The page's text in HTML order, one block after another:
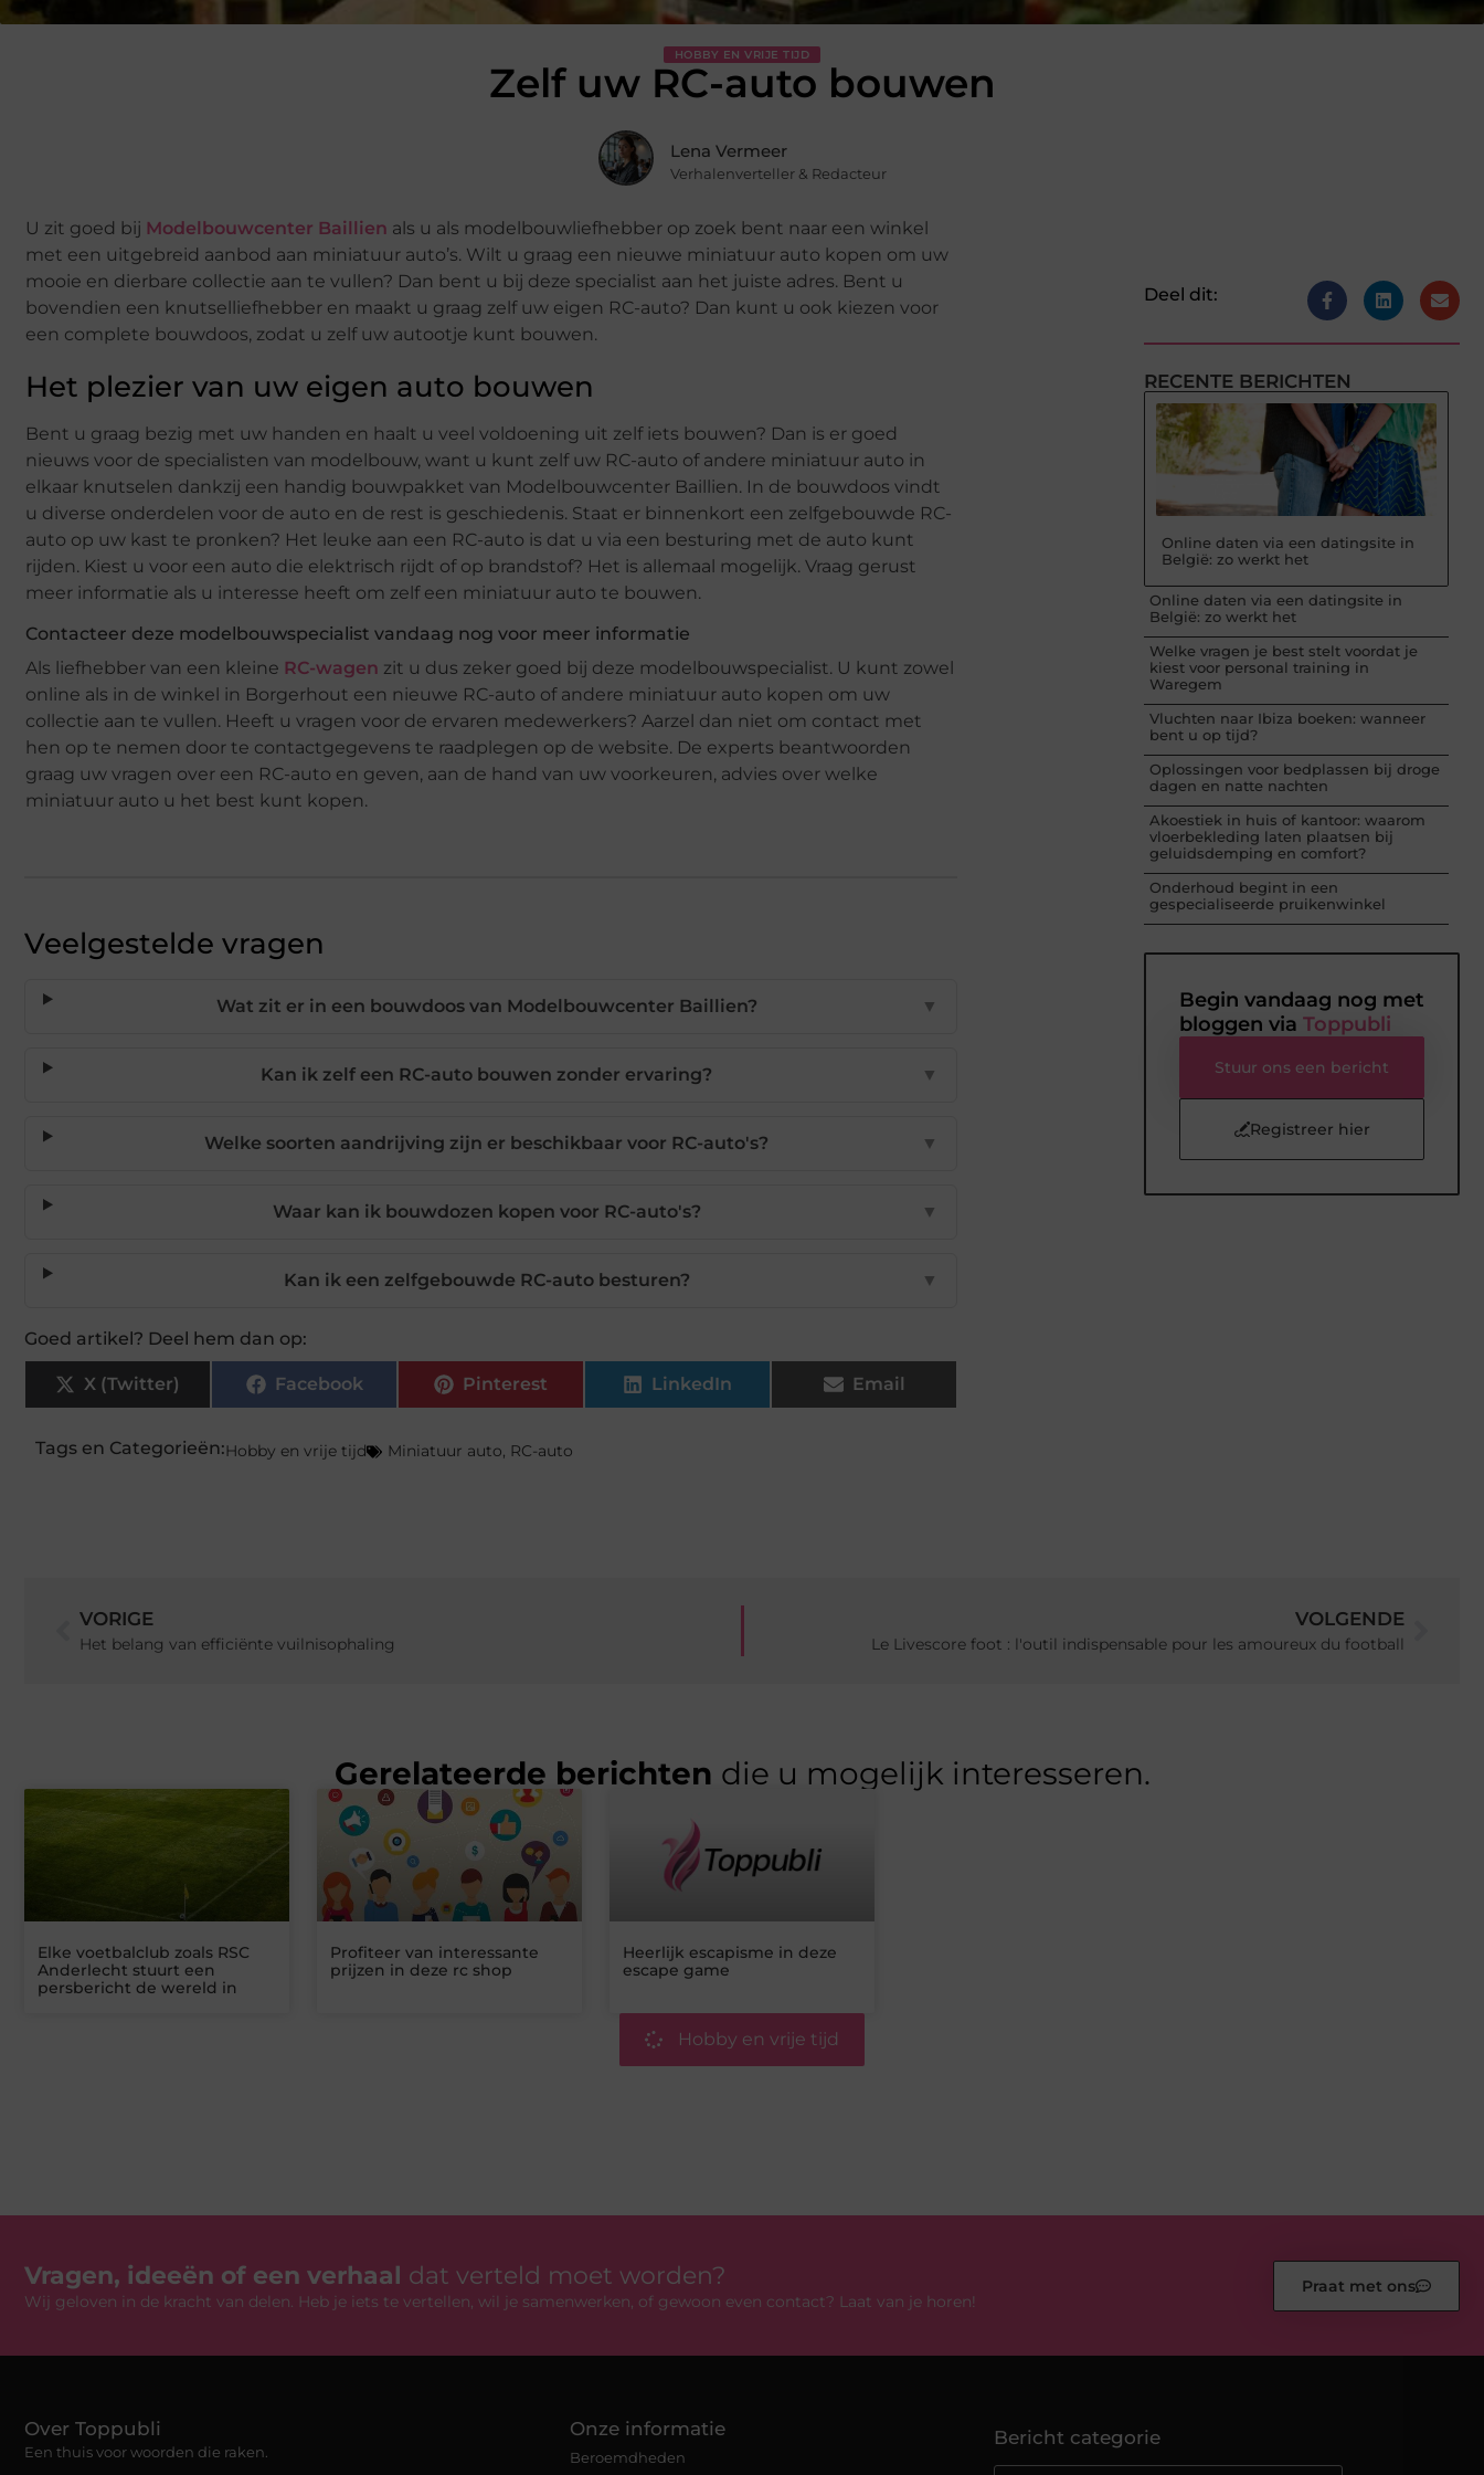
HOBBY EN VRIJE TIJD
Zelf uw RC-auto bouwen
Lena Vermeer
Verhalenverteller & Redacteur
U zit goed bij Modelbouwcenter Baillien als u als modelbouwliefhebber op zoek bent naar een winkel
met een uitgebreid aanbod aan miniatuur auto’s. Wilt u graag een nieuwe miniatuur auto kopen om uw
mooie en dierbare collectie aan te vullen? Dan bent u bij deze specialist aan het juiste adres. Bent u
bovendien een knutselliefhebber en maakt u graag zelf uw eigen RC-auto? Dan kunt u ook kiezen voor
een complete bouwdoos, zodat u zelf uw autootje kunt bouwen.
Het plezier van uw eigen auto bouwen
Bent u graag bezig met uw handen en haalt u veel voldoening uit zelf iets bouwen? Dan is er goed
nieuws voor de specialisten van modelbouw, want u kunt zelf uw RC-auto of andere miniatuur auto in
elkaar knutselen dankzij een handig bouwpakket van Modelbouwcenter Baillien. In de bouwdoos vindt
u diverse onderdelen voor de auto en de rest is geschiedenis. Staat er binnenkort een zelfgebouwde RC-
auto op uw kast te pronken? Het leuke aan een RC-auto is dat u via een besturing met de auto kunt
rijden. Kiest u voor een auto die elektrisch rijdt of op brandstof? Het is allemaal mogelijk. Vraag gerust
meer informatie als u interesse heeft om zelf een miniatuur auto te bouwen.
Contacteer deze modelbouwspecialist vandaag nog voor meer informatie
Als liefhebber van een kleine RC-wagen zit u dus zeker goed bij deze modelbouwspecialist. U kunt zowel
online als in de winkel in Borgerhout een nieuwe RC-auto of andere miniatuur auto kopen om uw
collectie aan te vullen. Heeft u vragen voor de ervaren medewerkers? Aarzel dan niet om contact met
hen op te nemen door te contactgegevens te raadplegen op de website. De experts beantwoorden
graag uw vragen over een RC-auto en geven, aan de hand van uw voorkeuren, advies over welke
miniatuur auto u het best kunt kopen.
Veelgestelde vragen
Wat zit er in een bouwdoos van Modelbouwcenter Baillien? ▼
Kan ik zelf een RC-auto bouwen zonder ervaring? ▼
Welke soorten aandrijving zijn er beschikbaar voor RC-auto's? ▼
Waar kan ik bouwdozen kopen voor RC-auto's? ▼
Kan ik een zelfgebouwde RC-auto besturen? ▼
Goed artikel? Deel hem dan op:
X (Twitter) Facebook Pinterest LinkedIn Email
Tags en Categorieën:Hobby en vrije tijd Miniatuur auto, RC-auto
Deel dit:
RECENTE BERICHTEN
Online daten via een datingsite in
België: zo werkt het
Online daten via een datingsite in
België: zo werkt het
Welke vragen je best stelt voordat je
kiest voor personal training in
Waregem
Vluchten naar Ibiza boeken: wanneer
bent u op tijd?
Oplossingen voor bedplassen bij droge
dagen en natte nachten
Akoestiek in huis of kantoor: waarom
vloerbekleding laten plaatsen bij
geluidsdemping en comfort?
Onderhoud begint in een
gespecialiseerde pruikenwinkel
Begin vandaag nog met
bloggen via Toppubli
Stuur ons een bericht
Registreer hier
VORIGE
Het belang van efficiënte vuilnisophaling
VOLGENDE
Le Livescore foot : l'outil indispensable pour les amoureux du football
Gerelateerde berichten die u mogelijk interesseren.
Elke voetbalclub zoals RSC
Anderlecht stuurt een
persbericht de wereld in
Profiteer van interessante
prijzen in deze rc shop
Heerlijk escapisme in deze
escape game
Hobby en vrije tijd
Vragen, ideeën of een verhaal dat verteld moet worden?
Wij geloven in de kracht van delen. Heb je iets te vertellen, wil je samenwerken, of gewoon even contact? Laat van je horen!
Praat met ons
Over Toppubli
Een thuis voor woorden die raken.
Onze informatie
Beroemdheden
Bericht categorie